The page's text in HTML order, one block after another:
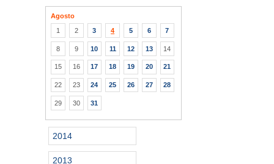
Agosto
1
2 3 4 5 6 7
8 9 10 11 12 13 14
15 16 17 18 19 20 21
22 23 24 25 26 27 28
29 30 31
2014
2013